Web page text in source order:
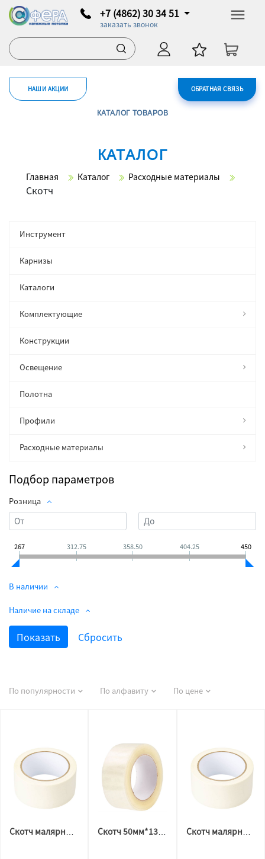
+7 (4862) 30 34 51
заказать звонок
ОБРАТНАЯ СВЯЗЬ
НАШИ АКЦИИ
КАТАЛОГ ТОВАРОВ
КАТАЛОГ
Главная Каталог Расходные материалы
Скотч
Инструмент
Карнизы
Каталоги
Комплектующие
Конструкции
Освещение
Полотна
Профили
Расходные материалы
Подбор параметров
Розница
267 312.75 358.50 404.25 450
В наличии
Наличие на складе
По популярности По алфавиту По цене